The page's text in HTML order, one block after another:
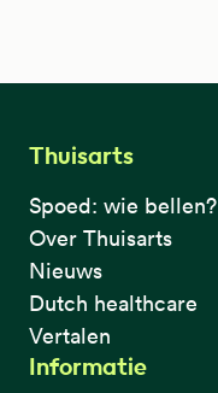
Thuisarts
Spoed: wie bellen?
Over Thuisarts
Nieuws
Dutch healthcare
Vertalen
Informatie